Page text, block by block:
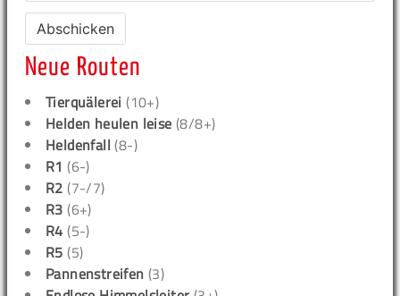
Neue Routen
Tierquälerei (10+)
Helden heulen leise (8/8+)
Heldenfall (8-)
R1 (6-)
R2 (7-/7)
R3 (6+)
R4 (5-)
R5 (5)
Pannenstreifen (3)